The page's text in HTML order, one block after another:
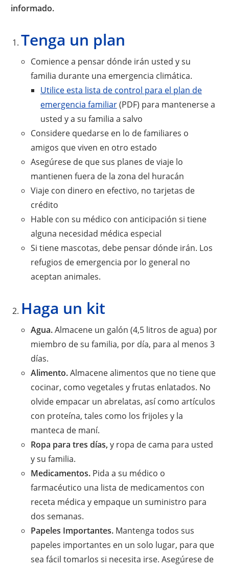
informado.
Tenga un plan
Comience a pensar dónde irán usted y su
familia durante una emergencia climática.
Utilice esta lista de control para el plan de
emergencia familiar(PDF) para mantenerse a
usted y a su familia a salvo
Considere quedarse en lo de familiares o
amigos que viven en otro estado
Asegúrese de que sus planes de viaje lo
mantienen fuera de la zona del huracán
Viaje con dinero en efectivo, no tarjetas de
crédito
Hable con su médico con anticipación si tiene
alguna necesidad médica especial
Si tiene mascotas, debe pensar dónde irán. Los
refugios de emergencia por lo general no
aceptan animales.
Haga un kit
Agua.Almacene un galón (4,5 litros de agua) por
miembro de su familia, por día, para al menos 3
días.
Alimento.Almacene alimentos que no tiene que
cocinar, como vegetales y frutas enlatados. No
olvide empacar un abrelatas, así como artículos
con proteína, tales como los frijoles y la
manteca de maní.
Ropa para tres días, y ropa de cama para usted
y su familia.
Medicamentos.Pida a su médico o
farmacéutico una lista de medicamentos con
receta médica y empaque un suministro para
dos semanas.
Papeles Importantes. Mantenga todos sus
papeles importantes en un solo lugar, para que
sea fácil tomarlos si necesita irse. Asegúrese de